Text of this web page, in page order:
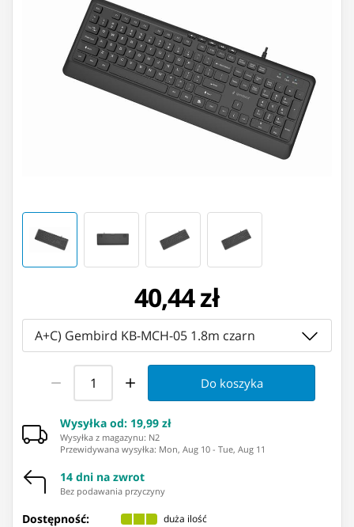
40,44 zł
A+C) Gembird KB-MCH-05 1.8m czarn
Do koszyka
Wysyłka od: 19,99 zł
Wysyłka z magazynu: ⁨N2⁩
Przewidywana wysyłka: Mon, Aug 10 - Tue, Aug 11
14 dni na zwrot
Bez podawania przyczyny
Dostępność: duża ilość